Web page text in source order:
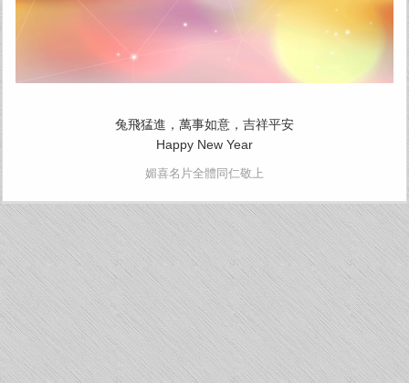
兔飛猛進，萬事如意，吉祥平安
Happy New Year
媚喜名片全體同仁敬上